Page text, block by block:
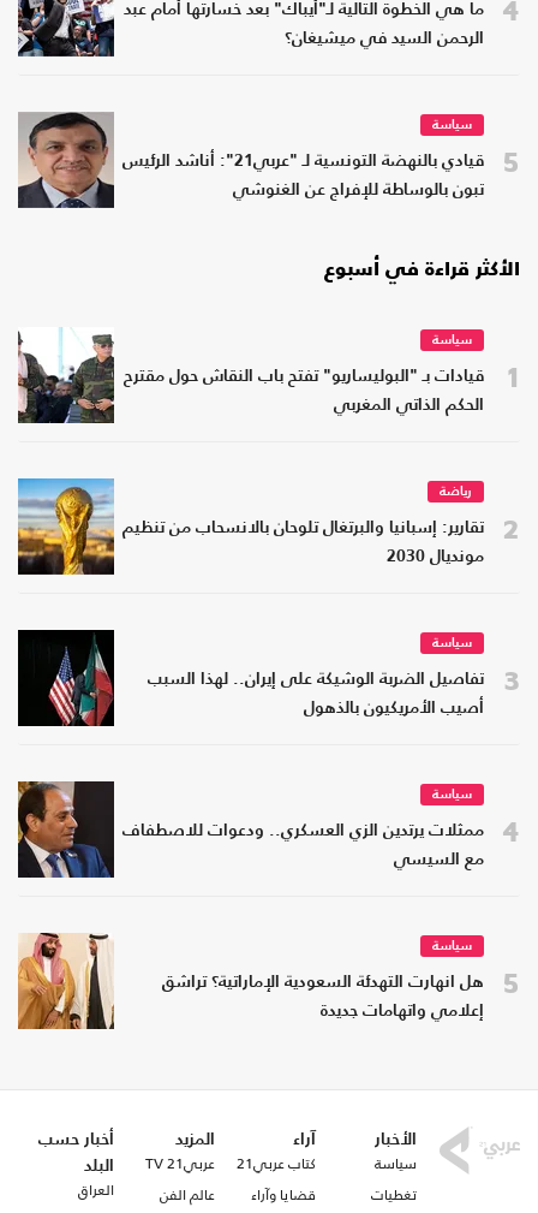
4
ما هي الخطوة التالية لـ"أيباك" بعد خسارتها أمام عبد
الرحمن السيد في ميشيغان؟
5
سياسة
قيادي بالنهضة التونسية لـ "عربي21": أناشد الرئيس
تبون بالوساطة للإفراج عن الغنوشي
الأكثر قراءة في أسبوع
1
سياسة
قيادات بـ "البوليساريو" تفتح باب النقاش حول مقترح
الحكم الذاتي المغربي
2
رياضة
تقارير: إسبانيا والبرتغال تلوحان بالانسحاب من تنظيم
مونديال 2030
3
سياسة
تفاصيل الضربة الوشيكة على إيران.. لهذا السبب
أصيب الأمريكيون بالذهول
4
سياسة
ممثلات يرتدين الزي العسكري.. ودعوات للاصطفاف
مع السيسي
5
سياسة
هل انهارت التهدئة السعودية الإماراتية؟ تراشق
إعلامي واتهامات جديدة
الأخبار
سياسة
تغطيات
آراء
كتاب عربي21
قضايا وآراء
المزيد
عربي21 TV
عالم الفن
أخبار حسب
البلد
العراق